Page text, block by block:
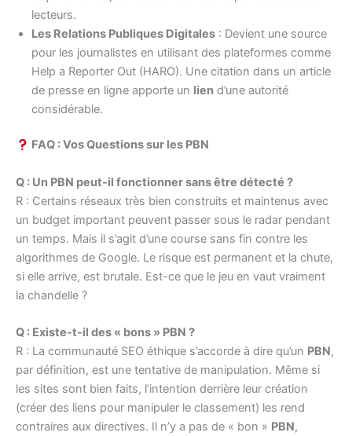
lecteurs.
Les Relations Publiques Digitales : Devient une source
pour les journalistes en utilisant des plateformes comme
Help a Reporter Out (HARO). Une citation dans un article
de presse en ligne apporte un lien d’une autorité
considérable.
FAQ : Vos Questions sur les PBN
Q : Un PBN peut-il fonctionner sans être détecté ?
R : Certains réseaux très bien construits et maintenus avec
un budget important peuvent passer sous le radar pendant
un temps. Mais il s’agit d’une course sans fin contre les
algorithmes de Google. Le risque est permanent et la chute,
si elle arrive, est brutale. Est-ce que le jeu en vaut vraiment
la chandelle ?
Q : Existe-t-il des « bons » PBN ?
R : La communauté SEO éthique s’accorde à dire qu’un PBN,
par définition, est une tentative de manipulation. Même si
les sites sont bien faits, l’intention derrière leur création
(créer des liens pour manipuler le classement) les rend
contraires aux directives. Il n’y a pas de « bon » PBN,